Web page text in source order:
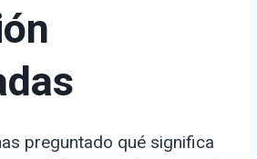
preguntado qué significa